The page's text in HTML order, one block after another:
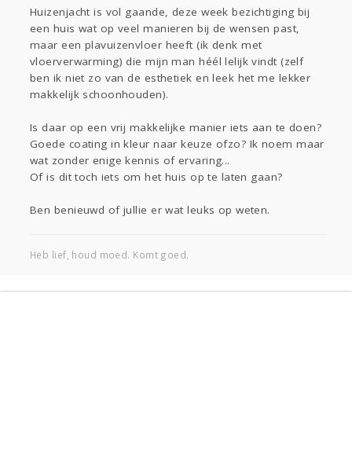
Sport
Contact Viva zoekt
Aangeboden
Gevraagd
Horen Doen
Lezen
Huizenjacht is vol gaande, deze week bezichtiging bij
een huis wat op veel manieren bij de wensen past,
maar een plavuizenvloer heeft (ik denk met
vloerverwarming) die mijn man héél lelijk vindt (zelf
ben ik niet zo van de esthetiek en leek het me lekker
makkelijk schoonhouden).
Is daar op een vrij makkelijke manier iets aan te doen?
Goede coating in kleur naar keuze ofzo? Ik noem maar
wat zonder enige kennis of ervaring...
Of is dit toch iets om het huis op te laten gaan?
Ben benieuwd of jullie er wat leuks op weten.
Heb lief, houd moed. Komt goed.